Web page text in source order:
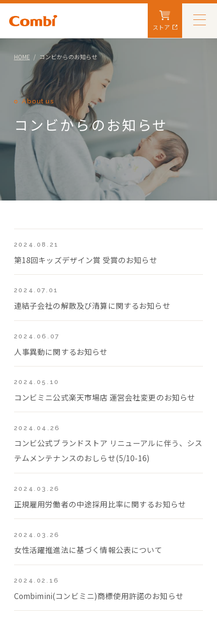
ストア
HOME コンビからのお知らせ
About us
コンビからのお知らせ
2024.08.21
第18回キッズデザイン賞 受賞のお知らせ
2024.07.01
連結子会社の解散及び清算に関するお知らせ
2024.06.07
人事異動に関するお知らせ
2024.05.10
コンビミニ公式楽天市場店 運営会社変更のお知らせ
2024.04.26
コンビ公式ブランドストア リニューアルに伴う、シス
テムメンテナンスのおしらせ(5/10-16)
2024.03.26
正規雇用労働者の中途採用比率に関するお知らせ
2024.03.26
女性活躍推進法に基づく情報公表について
2024.02.16
Combimini(コンビミニ)商標使用許諾のお知らせ